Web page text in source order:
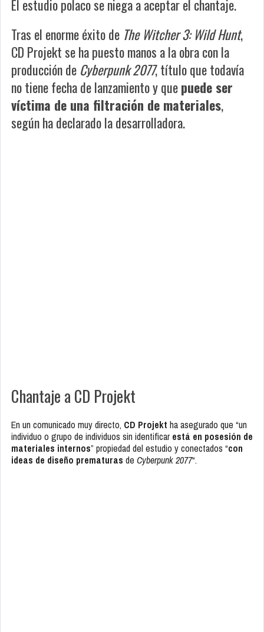
El estudio polaco se niega a aceptar el chantaje.
Tras el enorme éxito de The Witcher 3: Wild Hunt,
CD Projekt se ha puesto manos a la obra con la
producción de Cyberpunk 2077, título que todavía
no tiene fecha de lanzamiento y quepuede ser
víctima de una filtración de materiales,
según ha declarado la desarrolladora.
Chantaje a CD Projekt
En un comunicado muy directo, CD Projekt ha asegurado que “un
individuo o grupo de individuos sin identificar está en posesión de
materiales internos” propiedad del estudio y conectados “con
ideas de diseño prematuras de Cyberpunk 2077“.